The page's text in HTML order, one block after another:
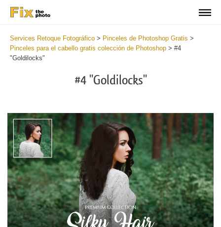
Services Retoque Fotográfico > Pinceles de Photoshop Gratis >
Pinceles para el cabello gratis colección de Photoshop > #4
"Goldilocks"
#4 "Goldilocks"